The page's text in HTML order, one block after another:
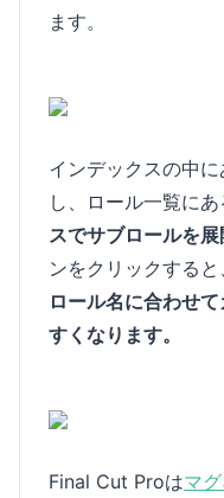
ます。
インデックスの中に
し、ロール一覧にあ
スでサブロールを
ンをクリックすると
ロール名に合わせ
すくなります。
Final Cut Proはマ